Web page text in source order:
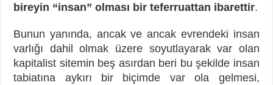
bireyin “insan” olması bir teferruattan ibarettir.
Bunun yanında, ancak ve ancak evrendeki insan
varlığı dahil olmak üzere soyutlayarak var olan
kapitalist sitemin beş asırdan beri bu şekilde insan
tabiatına aykırı bir biçimde var ola gelmesi,